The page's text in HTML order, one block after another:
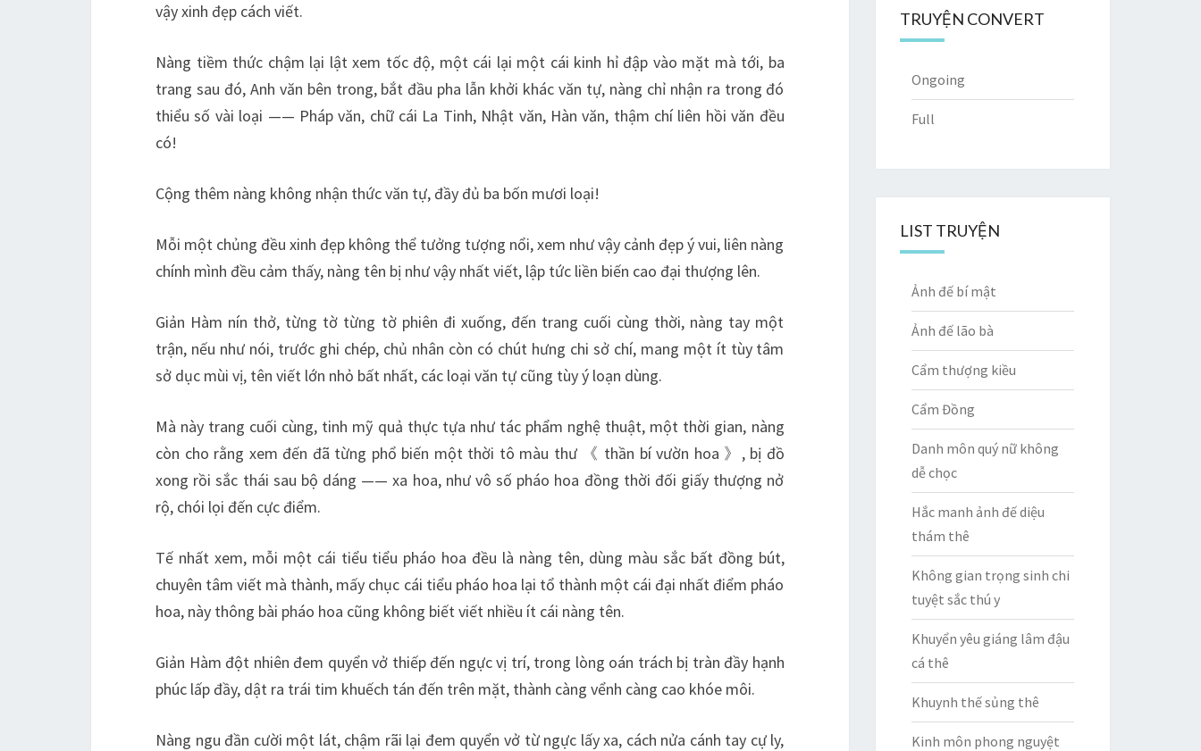
vậy xinh đẹp cách viết.
Nàng tiềm thức chậm lại lật xem tốc độ, một cái lại một cái kinh hỉ đập vào mặt mà tới, ba
trang sau đó, Anh văn bên trong, bắt đầu pha lẫn khởi khác văn tự, nàng chỉ nhận ra trong đó
thiểu số vài loại —— Pháp văn, chữ cái La Tinh, Nhật văn, Hàn văn, thậm chí liên hồi văn đều
có!
Cộng thêm nàng không nhận thức văn tự, đầy đủ ba bốn mươi loại!
Mỗi một chủng đều xinh đẹp không thể tưởng tượng nổi, xem như vậy cảnh đẹp ý vui, liên nàng
chính mình đều cảm thấy, nàng tên bị như vậy nhất viết, lập tức liền biến cao đại thượng lên.
Giản Hàm nín thở, từng tờ từng tờ phiên đi xuống, đến trang cuối cùng thời, nàng tay một
trận, nếu như nói, trước ghi chép, chủ nhân còn có chút hưng chi sở chí, mang một ít tùy tâm
sở dục mùi vị, tên viết lớn nhỏ bất nhất, các loại văn tự cũng tùy ý loạn dùng.
Mà này trang cuối cùng, tinh mỹ quả thực tựa như tác phẩm nghệ thuật, một thời gian, nàng
còn cho rằng xem đến đã từng phổ biến một thời tô màu thư 《 thần bí vườn hoa 》, bị đồ
xong rồi sắc thái sau bộ dáng —— xa hoa, như vô số pháo hoa đồng thời đối giấy thượng nở
rộ, chói lọi đến cực điểm.
Tế nhất xem, mỗi một cái tiểu tiểu pháo hoa đều là nàng tên, dùng màu sắc bất đồng bút,
chuyên tâm viết mà thành, mấy chục cái tiểu pháo hoa lại tổ thành một cái đại nhất điểm pháo
hoa, này thông bài pháo hoa cũng không biết viết nhiều ít cái nàng tên.
Giản Hàm đột nhiên đem quyển vở thiếp đến ngực vị trí, trong lòng oán trách bị tràn đầy hạnh
phúc lấp đầy, dật ra trái tim khuếch tán đến trên mặt, thành càng vểnh càng cao khóe môi.
Nàng ngu đần cười một lát, chậm rãi lại đem quyển vở từ ngực lấy xa, cách nửa cánh tay cự ly,
TRUYỆN CONVERT
Ongoing
Full
LIST TRUYỆN
Ảnh đế bí mật
Ảnh đế lão bà
Cẩm thượng kiều
Cẩm Đồng
Danh môn quý nữ không
dễ chọc
Hắc manh ảnh đế diệu
thám thê
Không gian trọng sinh chi
tuyệt sắc thú y
Khuyển yêu giáng lâm đậu
cá thê
Khuynh thế sủng thê
Kinh môn phong nguyệt